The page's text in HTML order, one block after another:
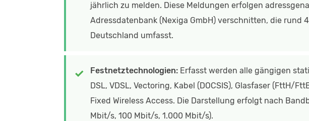
jährlich zu melden. Diese Meldungen erfolgen
Adressdatenbank (Nexiga GmbH) verschnitten, die rund
Deutschland umfasst.
Festnetztechnologien: Erfasst werden alle gängigen
DSL, VDSL, Vectoring, Kabel (DOCSIS), Glasfaser (FttH/
Fixed Wireless Access. Die Darstellung erfolgt nach
Mbit/s, 100 Mbit/s, 1.000 Mbit/s).